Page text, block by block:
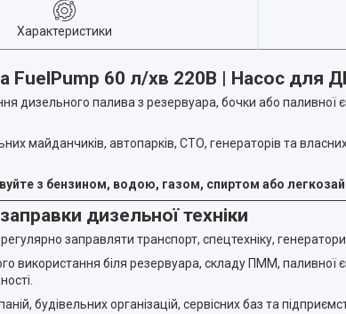
Характеристики
60 л/хв 220В | Насос для
дизельного палива з резервуара, бочки або паливної
майданчиків, автопарків, СТО, генераторів та
з бензином, водою, газом, спиртом або
дизельної техніки
заправляти транспорт, спецтехніку,
використання біля резервуара, складу ПММ, паливної
будівельних організацій, сервісних баз та